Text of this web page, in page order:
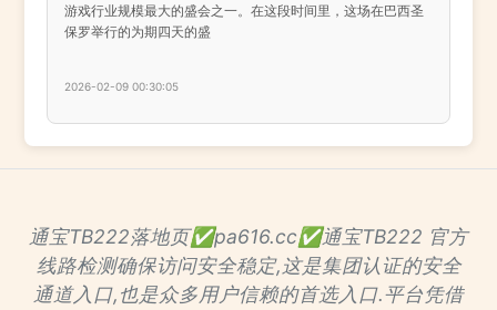
游戏行业规模最大的盛会之一。在这段时间里，这场在巴西圣
保罗举行的为期四天的盛
2026-02-09 00:30:05
通宝TB222落地页✅pa616.cc✅通宝TB222 官方
线路检测确保访问安全稳定,这是集团认证的安全
通道入口,也是众多用户信赖的首选入口.平台凭借